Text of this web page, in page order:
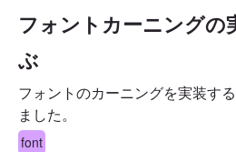
フォントカーニングの
ぶ
フォントのカーニングを実装す
ました。
font